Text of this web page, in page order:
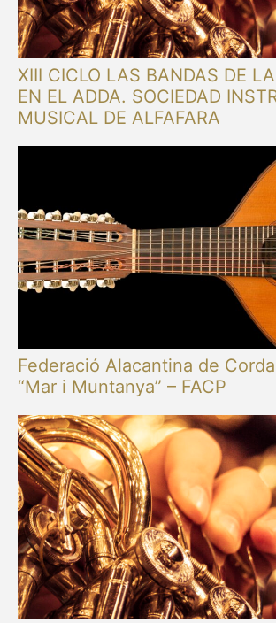
XIII CICLO LAS BANDAS DE
EN EL ADDA. SOCIEDAD
MUSICAL DE ALFAFARA
Federació Alacantina de
“Mar i Muntanya” – FACP